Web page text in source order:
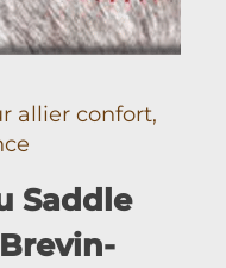
allier confort,
Saddle